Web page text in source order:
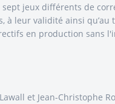
jeux différents de
leur validité ainsi qu’au
en production sans
et Jean-Christophe